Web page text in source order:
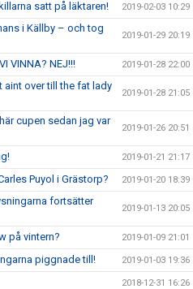
satt på läktaren! 2019-02-03 10:29
i Källby – och tog
2019-01-29 20:19
VINNA? NEJ!!! 2019-01-28 22:00
aint over till the fat lady
2019-01-28 21:05
cupen sedan jag var
2019-01-26 20:51
2019-01-21 21:17
Puyol i Grästorp? 2019-01-20 18:39
fortsätter
2019-01-13 20:05
på vintern? 2019-01-09 21:01
piggnade till! 2019-01-03 19:36
2018-12-31 16:26